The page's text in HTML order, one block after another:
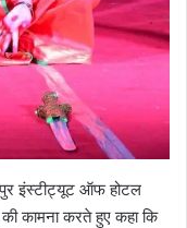
इंस्टीट्यूट ऑफ होटल
कामना करते हुए कहा कि